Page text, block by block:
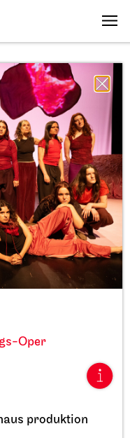
Oper
produktion
Alle Stücke
Schauspielhaus und